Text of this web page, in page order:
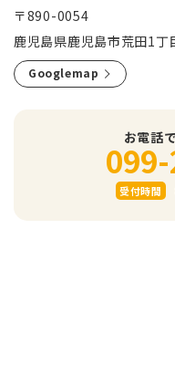
〒890-0054
鹿児島県鹿児島市荒田1
Googlemap
お電話
受付時間